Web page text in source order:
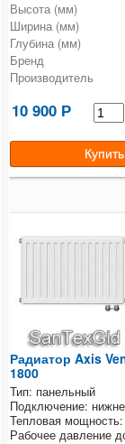
Высота (мм)
Ширина (мм)
Глубина (мм)
Бренд
Производитель
10 900 Р
Радиатор Axis
1800
Тип: панельный
Подключение:
Тепловая
Рабочее давление